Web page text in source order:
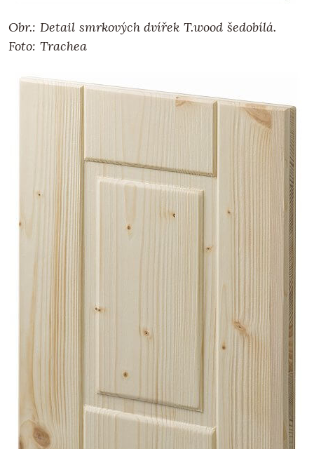
Obr.: Detail smrkových dvířek T.wood šedobílá.
Foto: Trachea